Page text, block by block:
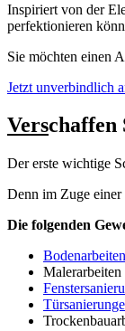
Inspiriert von der
perfektionieren
Sie möchten einen
Jetzt unverbindlich
Verschaffen
Der erste wichtige
Denn im Zuge einer
Die folgenden
Bodenarbeiten
Malerarbeiten